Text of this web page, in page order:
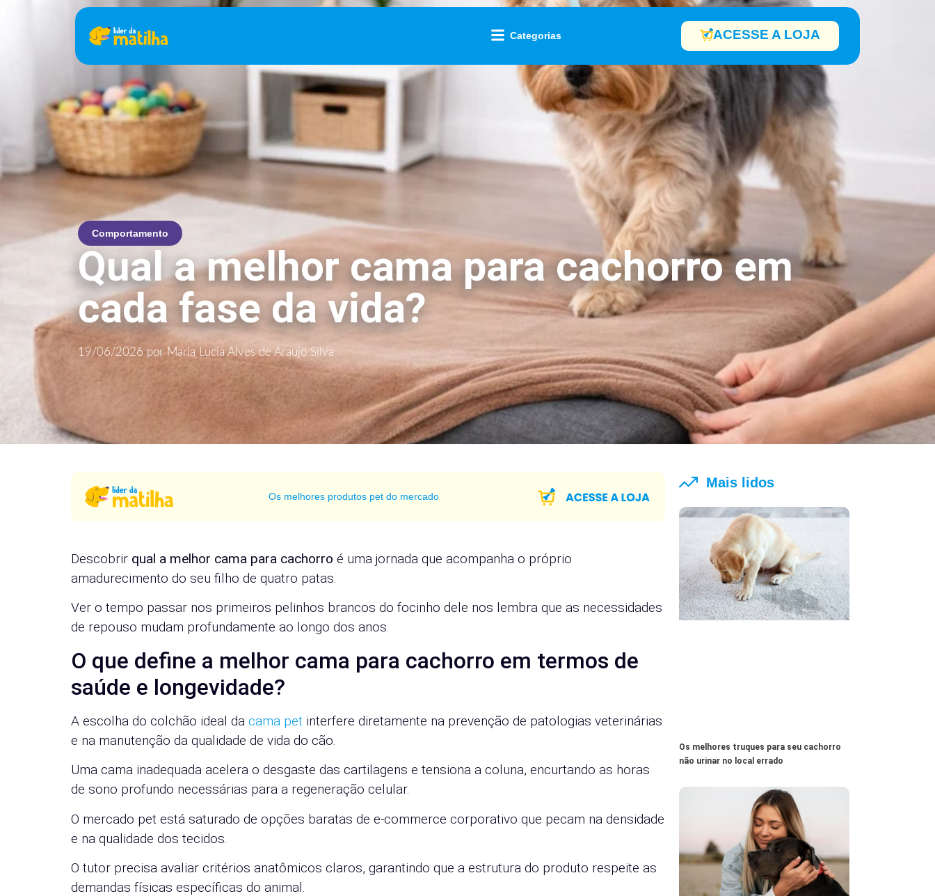
Categorias ACESSE A LOJA
Comportamento
Qual a melhor cama para cachorro em
cada fase da vida?
19/06/2026 por Maria Lucia Alves de Araujo Silva
Os melhores produtos pet do mercado
Descobrir qual a melhor cama para cachorro é uma jornada que acompanha o próprio
amadurecimento do seu filho de quatro patas.
Ver o tempo passar nos primeiros pelinhos brancos do focinho dele nos lembra que as necessidades
de repouso mudam profundamente ao longo dos anos.
O que define a melhor cama para cachorro em termos de
saúde e longevidade?
A escolha do colchão ideal da cama pet interfere diretamente na prevenção de patologias veterinárias
e na manutenção da qualidade de vida do cão.
Uma cama inadequada acelera o desgaste das cartilagens e tensiona a coluna, encurtando as horas
de sono profundo necessárias para a regeneração celular.
O mercado pet está saturado de opções baratas de e-commerce corporativo que pecam na densidade
e na qualidade dos tecidos.
O tutor precisa avaliar critérios anatômicos claros, garantindo que a estrutura do produto respeite as
demandas físicas específicas do animal.
Mais lidos
Os melhores truques para seu cachorro
não urinar no local errado